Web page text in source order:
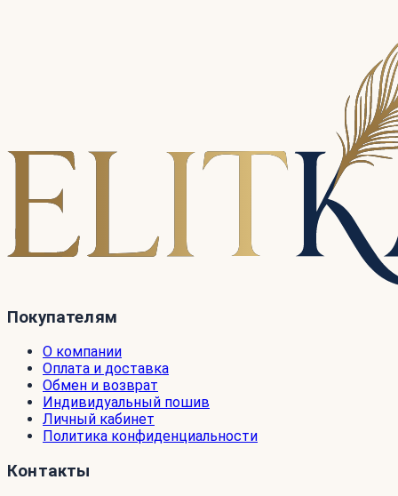
Покупателям
О компании
Оплата и доставка
Обмен и возврат
Индивидуальный пошив
Личный кабинет
Политика конфиденциальности
Контакты